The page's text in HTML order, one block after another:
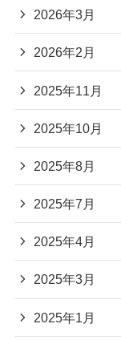
2026年3月
2026年2月
2025年11月
2025年10月
2025年8月
2025年7月
2025年4月
2025年3月
2025年1月